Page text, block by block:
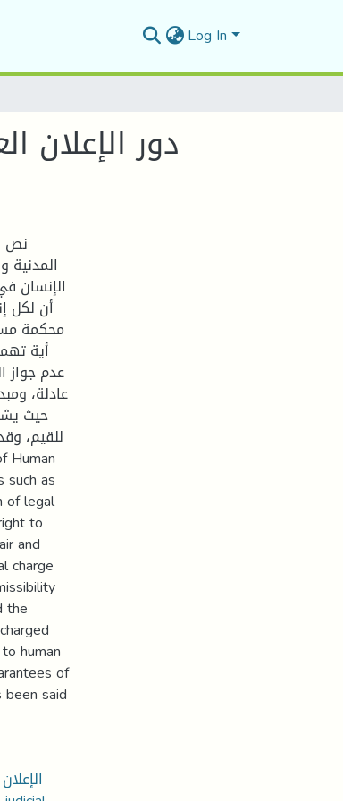
Log In
دور الإعلان
نص
المدنية
الإنسان
أن لكل
محكمة
أية
عدم جواز
عادلة،
حيث
للقيم،
such as
of legal
to
and
charge
the
human
of
said